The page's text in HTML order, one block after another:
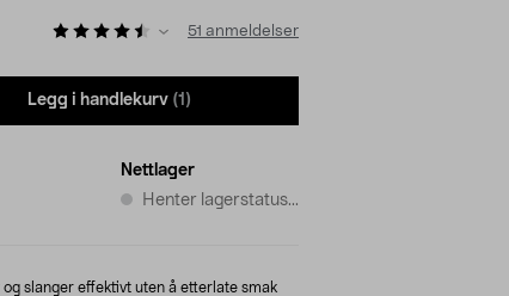
51 anmeldelser
Legg i handlekurv (1)
Nettlager
Henter lagerstatus...
og slanger effektivt uten å etterlate smak